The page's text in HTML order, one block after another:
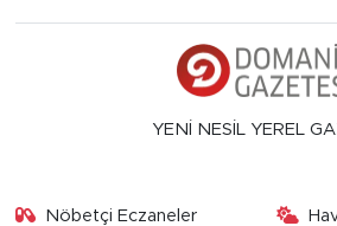
YENİ NESİL YEREL
Nöbetçi Eczaneler